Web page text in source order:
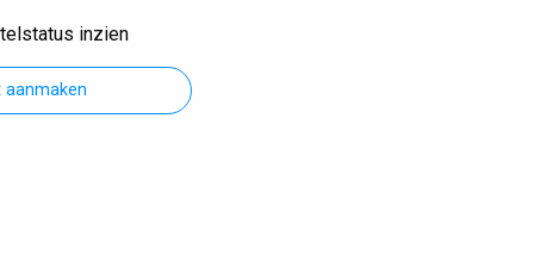
inzien